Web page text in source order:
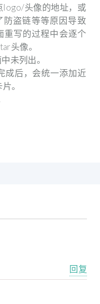
logo/头像的地址，或
防盗链等等原因导致
重写的过程中会逐个
头像。
未列出。
成后，会统一添加近
。
回复